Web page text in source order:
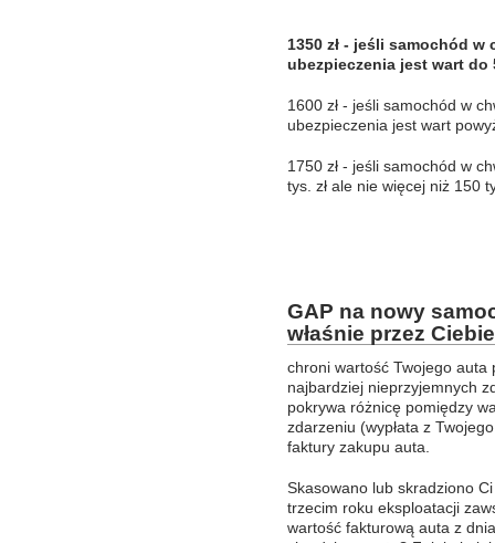
1350 zł - jeśli samochód w
ubezpieczenia jest wart do
1600 zł - jeśli samochód w
ubezpieczenia jest wart
1750 zł - jeśli samochód w
tys. zł ale nie więcej niż 150
GAP na nowy
właśnie przez
chroni wartość Twojego auta
najbardziej nieprzyjemnych
pokrywa różnicę pomiędzy
zdarzeniu (wypłata z
faktury zakupu auta.
Skasowano lub skradziono
trzecim roku eksploatacji
wartość fakturową auta z